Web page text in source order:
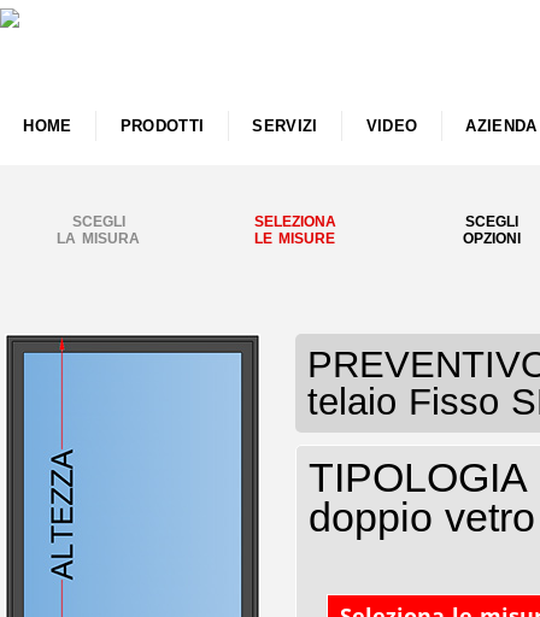
HOME PRODOTTI SERVIZI VIDEO AZIENDA
SCEGLI
LA MISURA
SELEZIONA
LE MISURE
SCEGLI
OPZIONI
telaio Fisso
doppio vetro